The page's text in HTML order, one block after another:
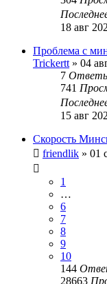
18 авг
Проблема с
Trickertt » 04
7
741
15 авг
Скорость
friendlik » 01
1
…
6
7
8
9
10
144
28663